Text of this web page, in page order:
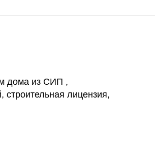
дома из СИП ,
лицензия,